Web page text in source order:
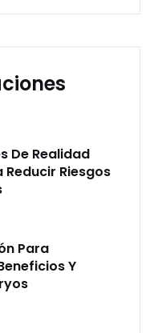
De Realidad
Riesgos
Para
Y